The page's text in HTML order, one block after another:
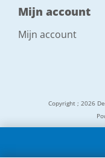
Mijn account
Mijn account
Copyright ; 2026